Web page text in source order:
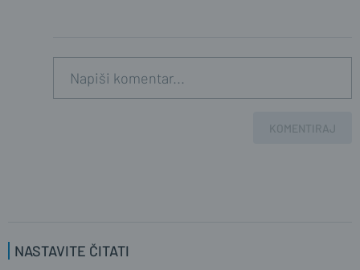
KOMENTIRAJ
NASTAVITE ČITATI